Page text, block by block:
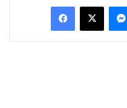
Facebook
X